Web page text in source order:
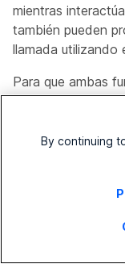
mientras
también pueden
llamada utilizando
Para que ambas
configurar un
dedicado para
su organización.
By continuing